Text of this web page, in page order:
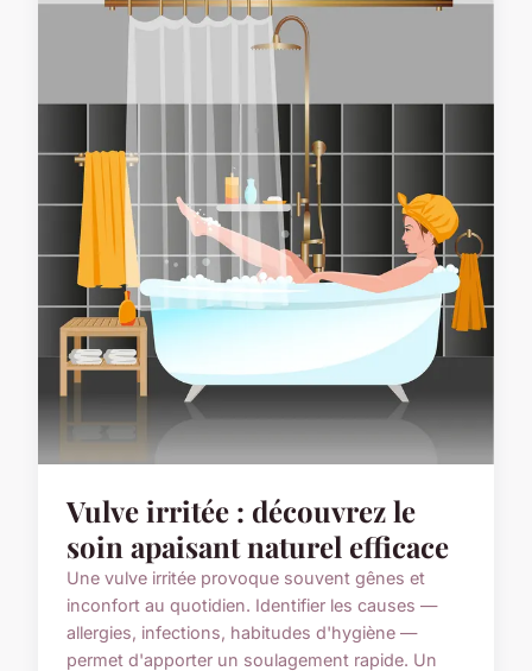
Vulve irritée : découvrez le
soin apaisant naturel efficace
Une vulve irritée provoque souvent gênes et
inconfort au quotidien. Identifier les causes —
allergies, infections, habitudes d'hygiène —
permet d'apporter un soulagement rapide. Un